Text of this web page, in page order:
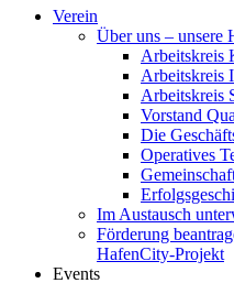
Verein
Über uns – unsere
Arbeitskreis
Arbeitskreis
Arbeitskreis
Vorstand
Die
Operatives
Im Austausch
Förderung
HafenCity-Projekt
Events